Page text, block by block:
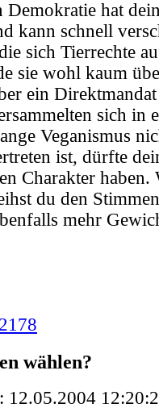
Demokratie hat
kann schnell
sich Tierrechte
sie wohl kaum
ein
sich in
Veganismus
ist, dürfte
Charakter haben.
du den
mehr
wählen?
12.05.2004